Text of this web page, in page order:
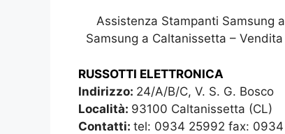
Assistenza Stampanti Samsung
Samsung a Caltanissetta –
RUSSOTTI ELETTRONICA
Indirizzo: 24/A/B/C, V. S. G. Bosco
Località: 93100 Caltanissetta (CL)
Contatti: tel: 0934 25992 fax: 0934